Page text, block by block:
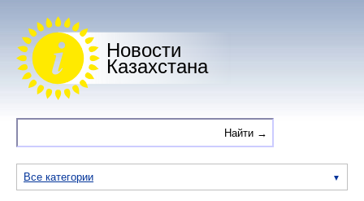
Новости
Казахстана
Все категории